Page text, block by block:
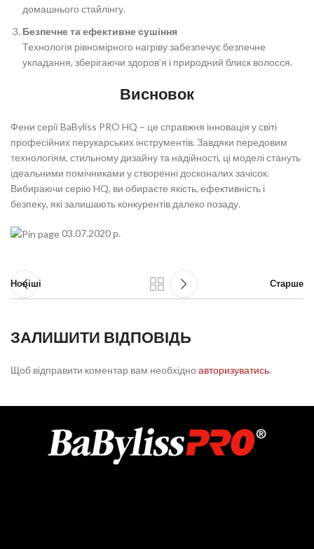
домашнього стайлінгу.
Безпечне та ефективне сушіння
Технологія рівномірного нагріву забезпечує безпечне
укладання, зберігаючи здоров’я і природний блиск волосся.
Висновок
Фени серії BaByliss PRO HQ – це справжня інновація у світі
професійних перукарських інструментів. Завдяки передовим
технологіям, стильному дизайну та надійності, ці моделі стануть
ідеальними помічниками у створенні досконалих зачісок.
Вибираючи серію HQ, ви обираєте якість, ефективність і
безпеку, які залишають конкурентів далеко позаду.
03.07.2020 р.
Новіші Старше
ЗАЛИШИТИ ВІДПОВІДЬ
Щоб відправити коментар вам необхідно авторизуватись.